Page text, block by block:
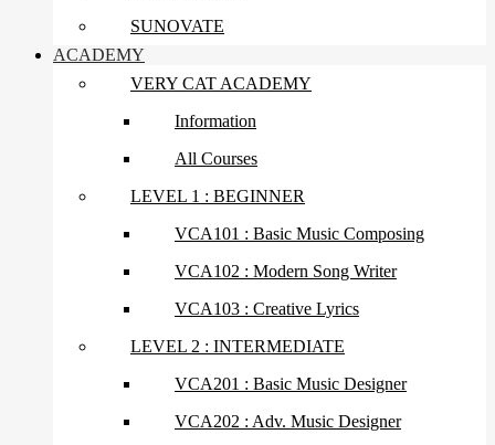
SUNOVATE
ACADEMY
VERY CAT ACADEMY
Information
All Courses
LEVEL 1 : BEGINNER
VCA101 : Basic Music Composing
VCA102 : Modern Song Writer
VCA103 : Creative Lyrics
LEVEL 2 : INTERMEDIATE
VCA201 : Basic Music Designer
VCA202 : Adv. Music Designer